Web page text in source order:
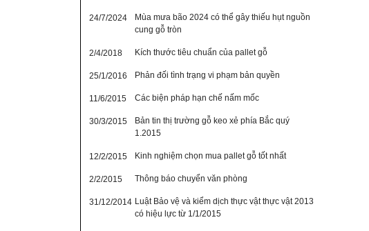
24/7/2024
Mùa mưa bão 2024 có thể gây thiếu hụt nguồn
cung gỗ tròn
2/4/2018 Kích thước tiêu chuẩn của pallet gỗ
25/1/2016 Phản đối tình trạng vi phạm bản quyền
11/6/2015 Các biện pháp hạn chế nấm mốc
30/3/2015
Bản tin thị trường gỗ keo xẻ phía Bắc quý
1.2015
12/2/2015 Kinh nghiệm chọn mua pallet gỗ tốt nhất
2/2/2015 Thông báo chuyển văn phòng
31/12/2014 Luật Bảo vệ và kiểm dịch thực vật thực vật 2013
có hiệu lực từ 1/1/2015